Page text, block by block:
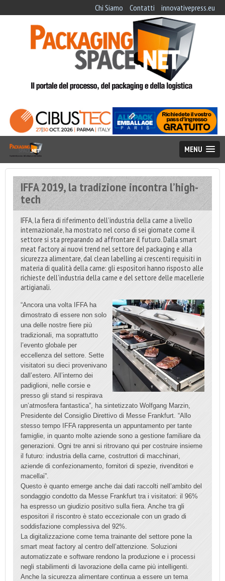
Chi Siamo Contatti innovativepress.eu
MENU
IFFA 2019, la tradizione incontra l’high-
tech
IFFA, la fiera di riferimento dell’industria della carne a livello
internazionale, ha mostrato nel corso di sei giornate come il
settore si sta preparando ad affrontare il futuro. Dalla smart
meat factory ai nuovi trend nel settore del packaging e alla
sicurezza alimentare, dal clean labelling ai crescenti requisiti in
materia di qualità della carne: gli espositori hanno risposto alle
richieste dell’industria della carne e del settore delle macellerie
artigianali.
“Ancora una volta IFFA ha
dimostrato di essere non solo
una delle nostre fiere più
tradizionali, ma soprattutto
l’evento globale per
eccellenza del settore. Sette
visitatori su dieci provenivano
dall’estero. All’interno dei
padiglioni, nelle corsie e
presso gli stand si respirava
un’atmosfera fantastica”, ha sintetizzato Wolfgang Marzin,
Presidente del Consiglio Direttivo di Messe Frankfurt. “Allo
stesso tempo IFFA rappresenta un appuntamento per tante
famiglie, in quanto molte aziende sono a gestione familiare da
generazioni. Ogni tre anni si ritrovano qui per costruire insieme
il futuro: industria della carne, costruttori di macchinari,
aziende di confezionamento, fornitori di spezie, rivenditori e
macellai”.
Questo è quanto emerge anche dai dati raccolti nell’ambito del
sondaggio condotto da Messe Frankfurt tra i visitatori: il 96%
ha espresso un giudizio positivo sulla fiera. Anche tra gli
espositori il riscontro è stato eccezionale con un grado di
soddisfazione complessiva del 92%.
La digitalizzazione come tema trainante del settore pone la
smart meat factory al centro dell’attenzione. Soluzioni
automatizzate e software rendono la produzione e i processi
negli stabilimenti di lavorazione della carne più intelligenti.
Anche la sicurezza alimentare continua a essere un tema